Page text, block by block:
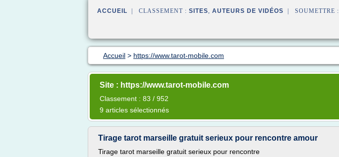
ACCUEIL | CLASSEMENT : SITES, AUTEURS DE VIDÉOS | SOUMETTRE :
Accueil > https://www.tarot-mobile.com
Site : https://www.tarot-mobile.com
Classement : 83 / 952
9 articles sélectionnés
Tirage tarot marseille gratuit serieux pour rencontre amour
Tirage tarot marseille gratuit serieux pour rencontre